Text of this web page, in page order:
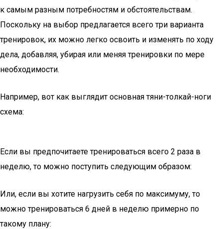
к самым разным потребностям и обстоятельствам.
Поскольку на выбор предлагается всего три варианта
тренировок, их можно легко освоить и изменять по ходу
дела, добавляя, убирая или меняя тренировки по мере
необходимости.
Например, вот как выглядит основная тяни-толкай-ноги
схема:
Если вы предпочитаете тренироваться всего 2 раза в
неделю, то можно поступить следующим образом:
Или, если вы хотите нагрузить себя по максимуму, то
можно тренироваться 6 дней в неделю примерно по
такому плану: